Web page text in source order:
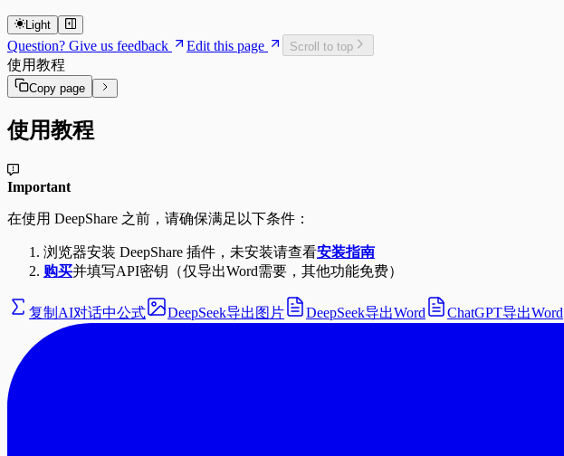
Light
Question? Give us feedback Edit this page Scroll to top
使用教程
Copy page
使用教程
Important
在使用 DeepShare 之前，请确保满足以下条件：
浏览器安装 DeepShare 插件，未安装请查看安装指南
购买并填写API密钥（仅导出Word需要，其他功能免费）
复制AI对话中公式 DeepSeek导出图片 DeepSeek导出Word ChatGPT导出Word